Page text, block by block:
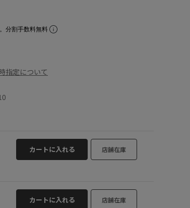
分割手数料無料
指定について
カートに入れる 店舗在庫
カートに入れる 店舗在庫